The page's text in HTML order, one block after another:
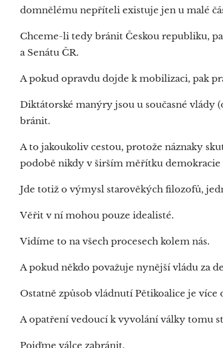
domnělému nepříteli existuje jen u malé
Chceme-li tedy bránit Českou republiku,
a Senátu ČR.
A pokud opravdu dojde k mobilizaci, pak
Diktátorské manýry jsou u současné vlády
bránit.
A to jakoukoliv cestou, protože náznaky
podobě nikdy v širším měřítku demokracie
Jde totiž o výmysl starověkých filozofů,
Věřit v ní mohou pouze idealisté.
Vidíme to na všech procesech kolem nás.
A pokud někdo považuje nynější vládu za
Ostatně způsob vládnutí Pětikoalice je
A opatření vedoucí k vyvolání války tomu
Pojďme válce zabránit.